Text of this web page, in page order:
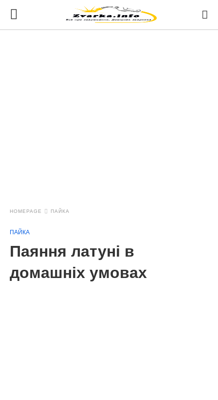
HOMEPAGE ПАЙКА
ПАЙКА
Паяння латуні в
домашніх умовах